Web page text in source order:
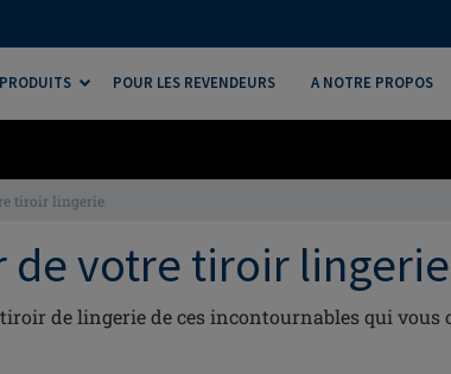
PRODUITS POUR LES REVENDEURS A NOTRE PROPOS
tiroir lingerie
de votre tiroir lingerie
de lingerie de ces incontournables qui vous